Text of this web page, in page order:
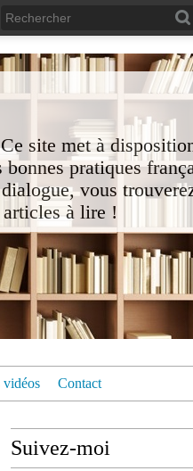
site met à
pratiques
vous
à lire !
vidéos Contact
Suivez-moi